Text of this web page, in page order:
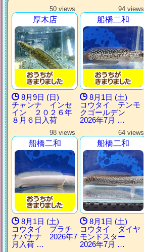
50 views
厚木店
8月9日 (日)
チャンナ インセ
イン ２０２６年
８月６日入荷
94 views
船橋二和
8月1日 (土)
コウタイ テンモ
クゴールデン
2026年7月 …
98 views
船橋二和
8月1日 (土)
コウタイ プラチ
ナバナナ 2026年7
月入荷 …
64 views
船橋二和
8月1日 (土)
コウタイ ダイヤ
モンドスター
2026年7月 …